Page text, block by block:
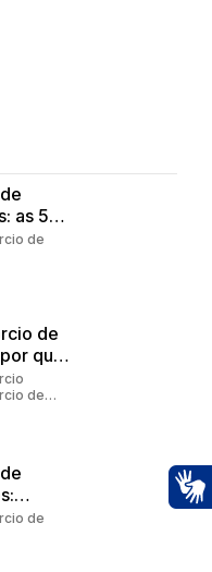
as 5
de
de
que
de
como
de